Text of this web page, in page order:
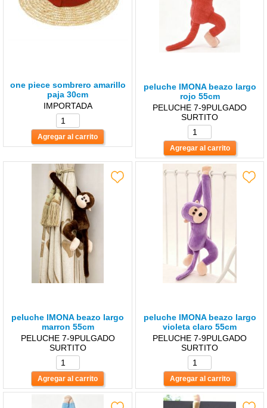
one piece sombrero amarillo
paja 30cm
IMPORTADA
peluche lMONA beazo largo
rojo 55cm
PELUCHE 7-9PULGADO
SURTITO
peluche lMONA beazo largo
marron 55cm
PELUCHE 7-9PULGADO
SURTITO
peluche lMONA beazo largo
violeta claro 55cm
PELUCHE 7-9PULGADO
SURTITO